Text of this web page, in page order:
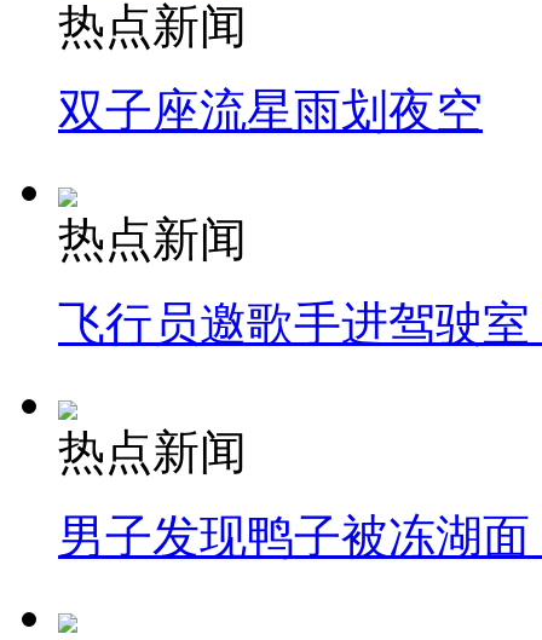
热点新闻
双子座流星雨划夜空
热点新闻
飞行员邀歌手进驾驶
热点新闻
男子发现鸭子被冻湖